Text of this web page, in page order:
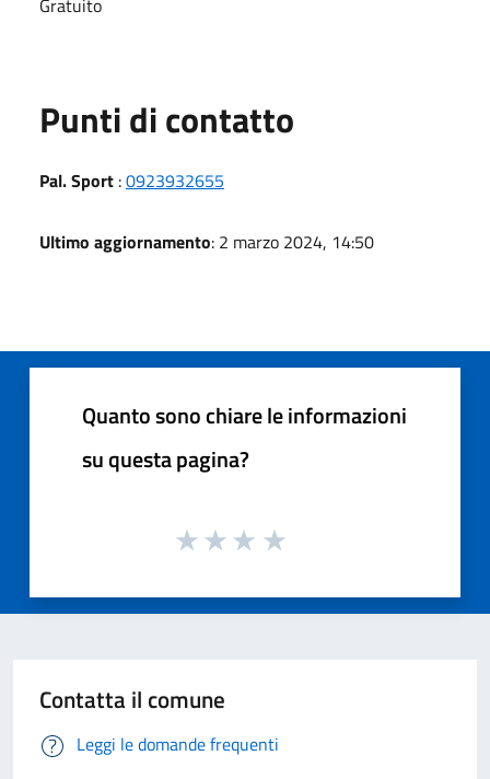
Punti di contatto
Pal. Sport :0923932655
Ultimo aggiornamento: 2 marzo 2024, 14:50
Quanto sono chiare le informazioni
su questa pagina?
Contatta il comune
Leggi le domande frequenti